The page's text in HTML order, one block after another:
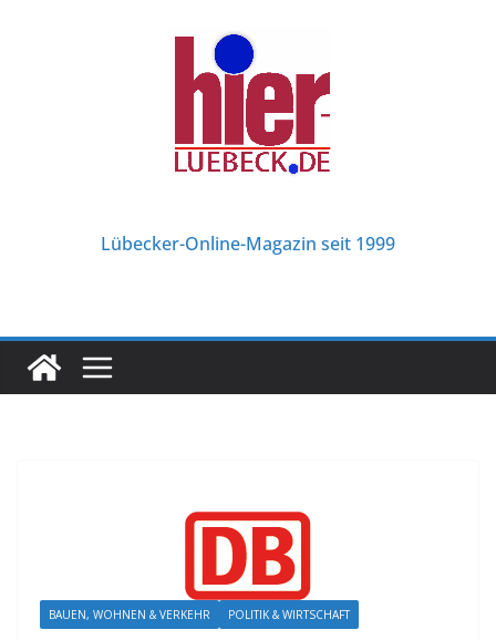
Lübecker-Online-Magazin seit 1999
BAUEN, WOHNEN & VERKEHR POLITIK & WIRTSCHAFT